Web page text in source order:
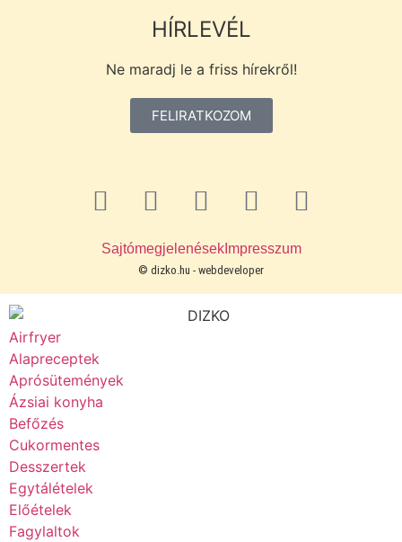
HÍRLEVÉL
Ne maradj le a friss hírekről!
FELIRATKOZOM
SajtómegjelenésekImpresszum
© dizko.hu - webdeveloper
Airfryer
Alapreceptek
Aprósütemények
Ázsiai konyha
Befőzés
Cukormentes
Desszertek
Egytálételek
Előételek
Fagylaltok